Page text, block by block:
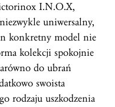
I.N.O.X,
uniwersalny,
konkretny model nie
kolekcji spokojnie
do ubrań
swoista
rodzaju uszkodzenia